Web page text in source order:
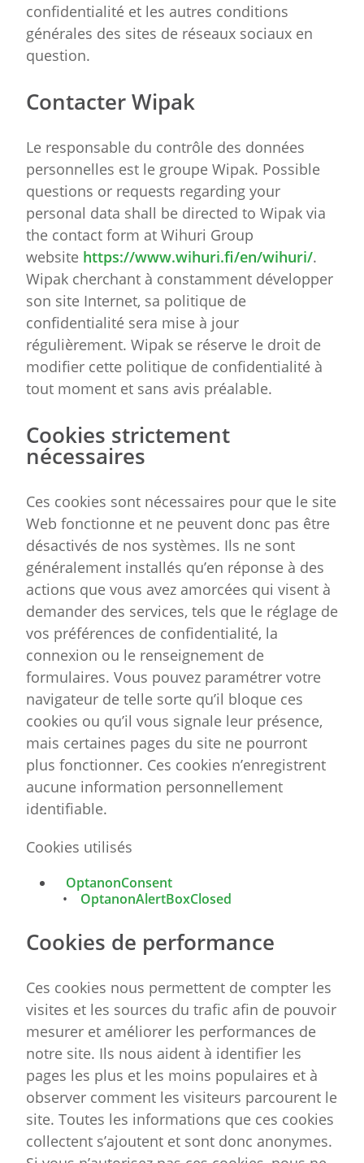
confidentialité et les autres conditions
générales des sites de réseaux sociaux en
question.
Contacter Wipak
Le responsable du contrôle des données
personnelles est le groupe Wipak. Possible
questions or requests regarding your
personal data shall be directed to Wipak via
the contact form at Wihuri Group
website https://www.wihuri.fi/en/wihuri/.
Wipak cherchant à constamment développer
son site Internet, sa politique de
confidentialité sera mise à jour
régulièrement. Wipak se réserve le droit de
modifier cette politique de confidentialité à
tout moment et sans avis préalable.
Cookies strictement
nécessaires
Ces cookies sont nécessaires pour que le site
Web fonctionne et ne peuvent donc pas être
désactivés de nos systèmes. Ils ne sont
généralement installés qu’en réponse à des
actions que vous avez amorcées qui visent à
demander des services, tels que le réglage de
vos préférences de confidentialité, la
connexion ou le renseignement de
formulaires. Vous pouvez paramétrer votre
navigateur de telle sorte qu’il bloque ces
cookies ou qu’il vous signale leur présence,
mais certaines pages du site ne pourront
plus fonctionner. Ces cookies n’enregistrent
aucune information personnellement
identifiable.
Cookies utilisés
OptanonConsent
• OptanonAlertBoxClosed
Cookies de performance
Ces cookies nous permettent de compter les
visites et les sources du trafic afin de pouvoir
mesurer et améliorer les performances de
notre site. Ils nous aident à identifier les
pages les plus et les moins populaires et à
observer comment les visiteurs parcourent le
site. Toutes les informations que ces cookies
collectent s’ajoutent et sont donc anonymes.